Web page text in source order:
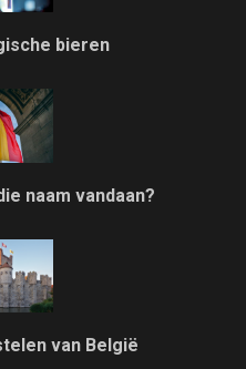
bieren
naam vandaan?
van België